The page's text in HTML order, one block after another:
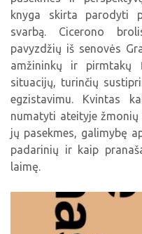
Tau patiks
Naudinga
knyga skirta parodyti
svarbą. Cicerono
pavyzdžių iš senovės
amžininkų ir pirmtakų
situacijų, turinčių
egzistavimu. Kvintas
numatyti ateityje
jų pasekmes, galimybę
padarinių ir kaip
laimę.